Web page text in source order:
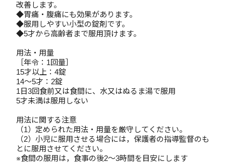
改善します。
◆胃痛・腹痛にも効果があります。
◆服用しやすい小型の錠剤です。
◆5才から高齢者まで服用頂けます。
用法・用量
［年令：1回量］
15才以上：4錠
14～5才：2錠
1日3回食前又は食間に、水又はぬるま湯で服用
5才未満は服用しない
用法に関する注意
（1）定められた用法・用量を厳守してください。
（2）小児に服用させる場合には，保護者の指導監督のも
とに服用させてください。
※食間の服用は，食事の後2～3時間を目安にします